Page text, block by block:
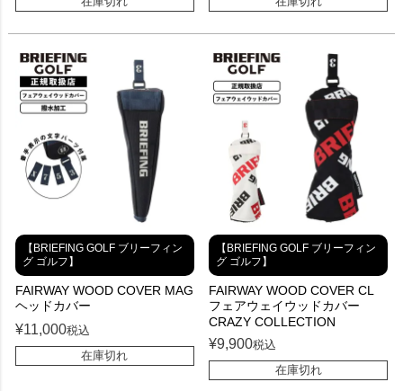
【BRIEFING GOLF ブリーフィン
グ ゴルフ】
FAIRWAY WOOD COVER MAG
ヘッドカバー
¥11,000税込
在庫切れ
【BRIEFING GOLF ブリーフィン
グ ゴルフ】
FAIRWAY WOOD COVER CL
フェアウェイウッドカバー
CRAZY COLLECTION
¥9,900税込
在庫切れ